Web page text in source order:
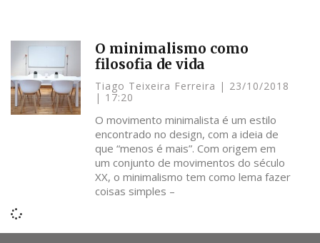
O minimalismo como
filosofia de vida
Tiago Teixeira Ferreira
23/10/2018
17:20
O movimento minimalista é um estilo
encontrado no design, com a ideia de
que “menos é mais”. Com origem em
um conjunto de movimentos do século
XX, o minimalismo tem como lema fazer
coisas simples –